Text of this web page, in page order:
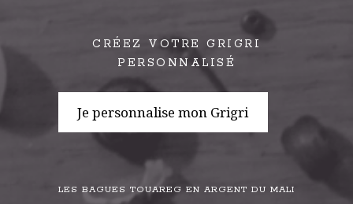
CRÉEZ VOTRE GRIGRI
PERSONNALISÉ
Je personnalise mon Grigri
LES BAGUES TOUAREG EN ARGENT DU MALI